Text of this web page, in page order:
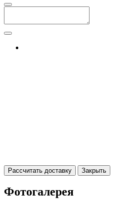
Рассчитать доставку Закрыть
Фотогалерея